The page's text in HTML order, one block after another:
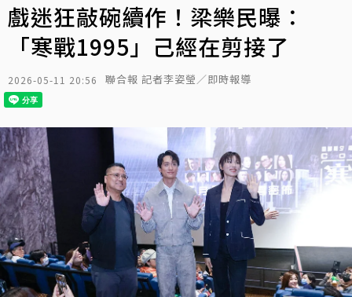
戲迷狂敲碗續作！梁樂民曝：
「寒戰1995」己經在剪接了
2026-05-11 20:56 聯合報 記者李姿瑩／即時報導